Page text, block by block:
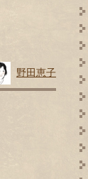
野田恵子